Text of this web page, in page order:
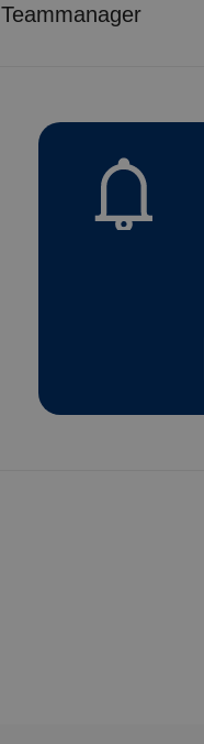
Teammanager